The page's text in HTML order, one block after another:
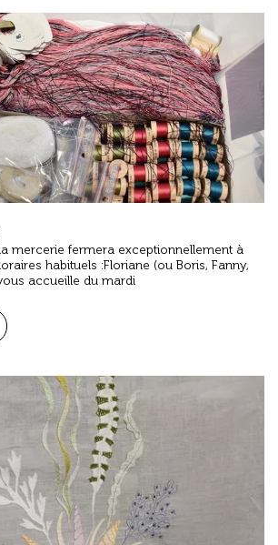
mercerie fermera exceptionnellement à
habituels :Floriane (ou Boris, Fanny,
accueille du mardi